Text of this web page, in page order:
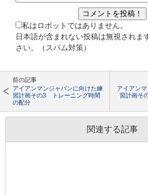
私はロボットではありません。
日本語が含まれない投稿は無視されま
さい。（スパム対策）
前の記事
アイアンマンジャパンに向けた練
習計画その3 トレーニング時間
の配分
アイアン
習計画そ
関連する記事